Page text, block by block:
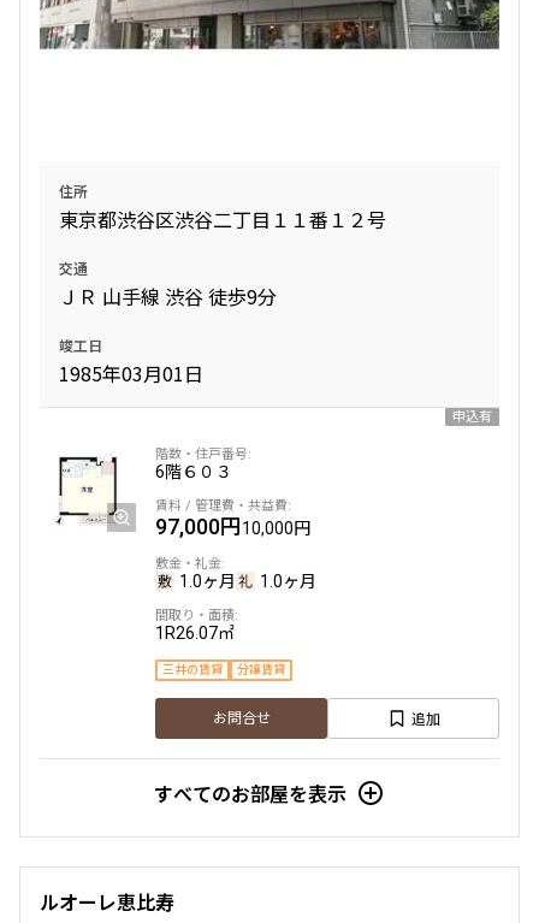
管理費/共益費含む
礼金なし
間取り
1R〜1K
1DK〜1LDK
2LDK
4LDK〜
専有面積
築年数
3年以内
5分以内
他条件
住所
東京都渋谷区渋谷二丁目１１番１２号
交通
ＪＲ 山手線 渋谷 徒歩9分
竣工日
1985年03月01日
申込有
6階６０３
97,000円10,000円
1.0ヶ月 1.0ヶ月
1R26.07㎡
三井の賃貸 分譲賃貸
お問合せ 追加
すべてのお部屋を表示
ルオーレ恵比寿